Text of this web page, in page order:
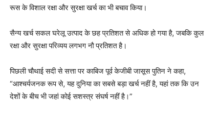
रूस के विशाल रक्षा और सुरक्षा खर्च का भी बचाव किया।
सैन्य खर्च सकल घरेलू उत्पाद के छह प्रतिशत से अधिक हो गया है, जबकि कुल
रक्षा और सुरक्षा परिव्यय लगभग नौ प्रतिशत है।
पिछली चौथाई सदी से सत्ता पर काबिज पूर्व केजीबी जासूस पुतिन ने कहा,
“आश्चर्यजनक रूप से, यह दुनिया का सबसे बड़ा खर्च नहीं है, यहां तक ​​कि उन
देशों के बीच भी जहां कोई सशस्त्र संघर्ष नहीं है।”